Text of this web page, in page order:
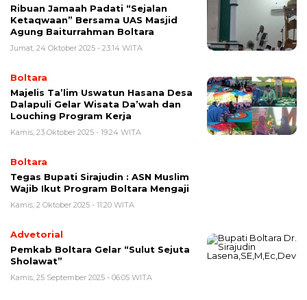
Ribuan Jamaah Padati “Sejalan
Ketaqwaan” Bersama UAS Masjid
Agung Baiturrahman Boltara
Jumat, 24 Oktober 2025 - 23:14 WITA
Boltara
Majelis Ta’lim Uswatun Hasana Desa
Dalapuli Gelar Wisata Da’wah dan
Louching Program Kerja
Kamis, 23 Oktober 2025 - 19:24 WITA
Boltara
Tegas Bupati Sirajudin : ASN Muslim
Wajib Ikut Program Boltara Mengaji
Kamis, 2 Oktober 2025 - 11:20 WITA
Advetorial
Pemkab Boltara Gelar “Sulut Sejuta
Sholawat”
Kamis, 25 September 2025 - 06:05 WITA